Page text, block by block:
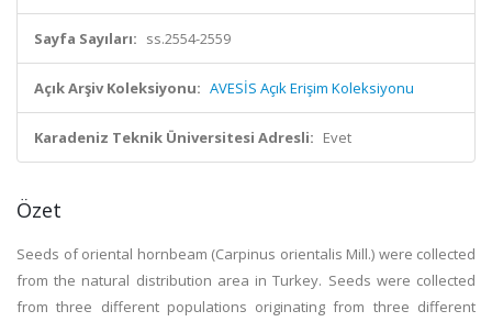
Sayfa Sayıları: ss.2554-2559
Açık Arşiv Koleksiyonu: AVESİS Açık Erişim Koleksiyonu
Karadeniz Teknik Üniversitesi Adresli: Evet
Özet
Seeds of oriental hornbeam (Carpinus orientalis Mill.) were collected
from the natural distribution area in Turkey. Seeds were collected
from three different populations originating from three different